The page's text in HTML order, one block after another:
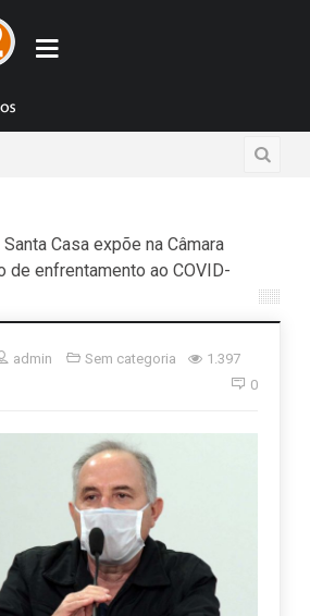
Casa expõe na Câmara
de enfrentamento ao COVID-
admin Sem categoria
1.397
0